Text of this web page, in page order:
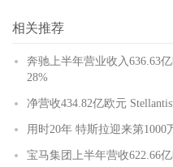
相关推荐
奔驰上半年营业收入636.63
28%
净营收434.82亿欧元
用时20年 特斯拉迎来第1000
宝马集团上半年营收622.66